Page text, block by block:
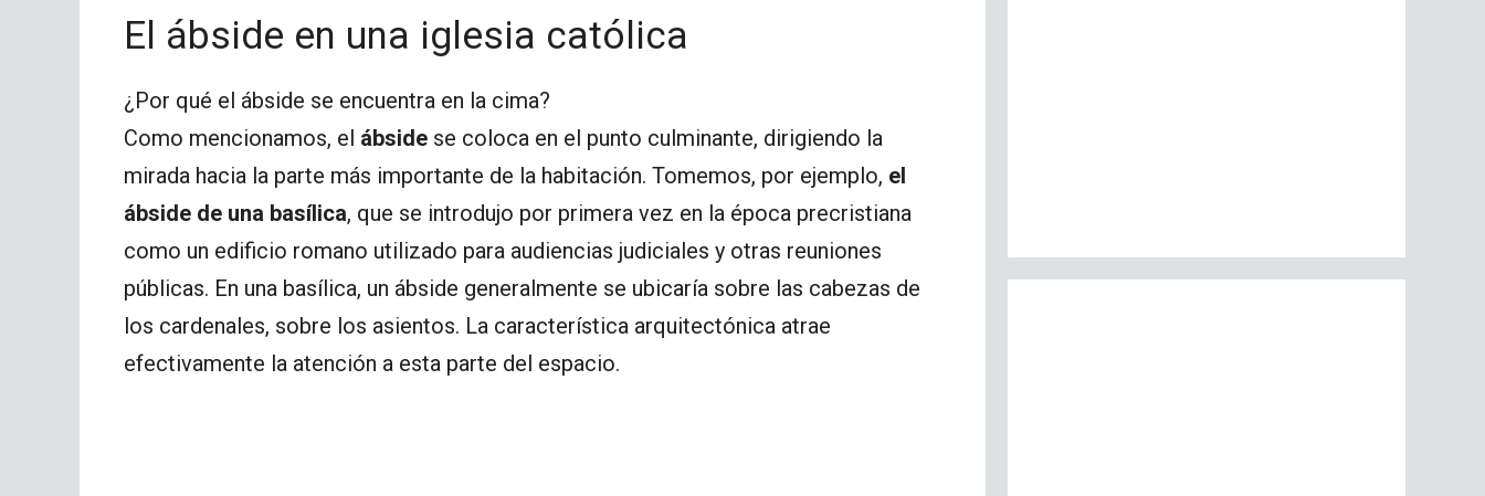
El ábside en una iglesia católica
¿Por qué el ábside se encuentra en la cima?
Como mencionamos, el ábside se coloca en el punto culminante, dirigiendo la
mirada hacia la parte más importante de la habitación. Tomemos, por ejemplo, el
ábside de una basílica, que se introdujo por primera vez en la época precristiana
como un edificio romano utilizado para audiencias judiciales y otras reuniones
públicas. En una basílica, un ábside generalmente se ubicaría sobre las cabezas de
los cardenales, sobre los asientos. La característica arquitectónica atrae
efectivamente la atención a esta parte del espacio.